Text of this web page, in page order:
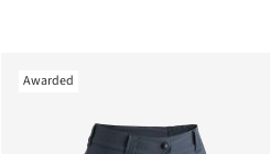
Awarded